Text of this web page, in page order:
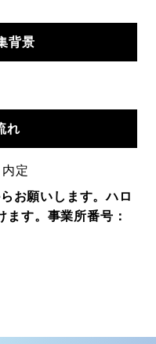
背景
れ
定
お願いします。ハロ
ます。事業所番号：